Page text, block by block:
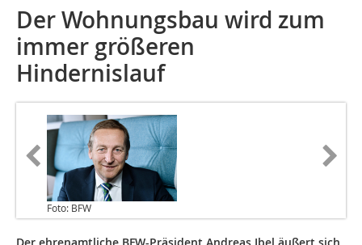
Der Wohnungsbau wird zum
immer größeren
Hindernislauf
Foto: BFW